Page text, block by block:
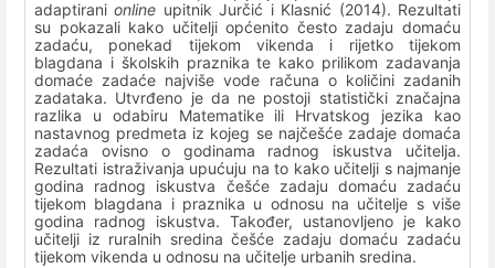
adaptiranionline upitnik Jurčić i Klasnić (2014). Rezultati
su pokazali kako učitelji općenito često zadaju domaću
zadaću, ponekad tijekom vikenda i rijetko tijekom
blagdana i školskih praznika te kako prilikom zadavanja
domaće zadaće najviše vode računa o količini zadanih
zadataka. Utvrđeno je da ne postoji statistički značajna
razlika u odabiru Matematike ili Hrvatskog jezika kao
nastavnog predmeta iz kojeg se najčešće zadaje domaća
zadaća ovisno o godinama radnog iskustva učitelja.
Rezultati istraživanja upućuju na to kako učitelji s najmanje
godina radnog iskustva češće zadaju domaću zadaću
tijekom blagdana i praznika u odnosu na učitelje s više
godina radnog iskustva. Također, ustanovljeno je kako
učitelji iz ruralnih sredina češće zadaju domaću zadaću
tijekom vikenda u odnosu na učitelje urbanih sredina.